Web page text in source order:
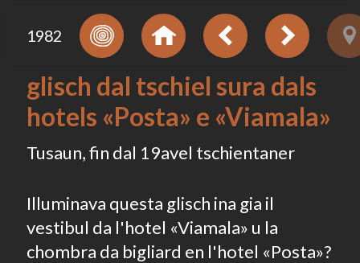
1982
glisch dal tschiel sura dals
hotels «Posta» e «Viamala»
Tusaun, fin dal 19avel tschientaner
Illuminava questa glisch ina gia il
vestibul da l'hotel «Viamala» u la
chombra da bigliard en l'hotel «Posta»?